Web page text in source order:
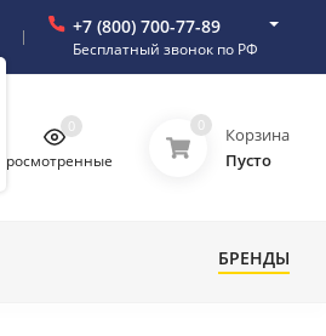
+7 (800) 700-77-89
Бесплатный звонок по РФ
Просмотренные
0 0
Корзина
Пусто
БРЕНДЫ